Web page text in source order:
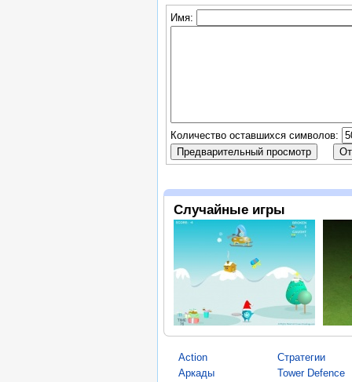
Имя:
Количество оставшихся символов:
Случайные игры
Action
Аркады
Стратегии
Tower Defence